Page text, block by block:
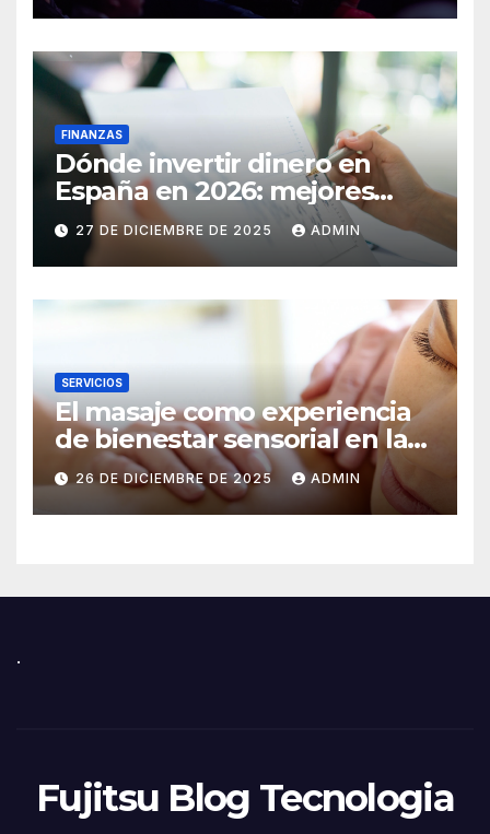
FINANZAS
Dónde invertir dinero en
España en 2026: mejores
inversiones y activos
27 DE DICIEMBRE DE 2025 ADMIN
SERVICIOS
El masaje como experiencia
de bienestar sensorial en la
ciudad
26 DE DICIEMBRE DE 2025 ADMIN
.
Fujitsu Blog Tecnologia